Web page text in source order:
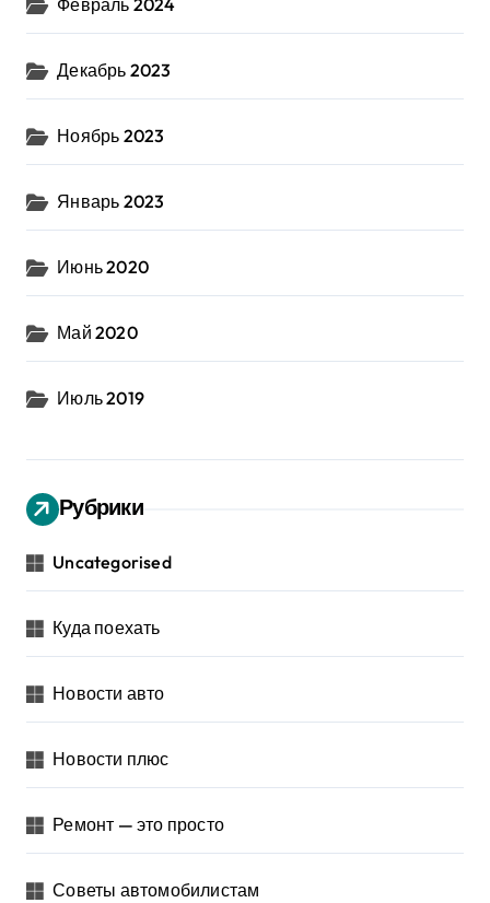
Февраль 2024
Декабрь 2023
Ноябрь 2023
Январь 2023
Июнь 2020
Май 2020
Июль 2019
Рубрики
Uncategorised
Куда поехать
Новости авто
Новости плюс
Ремонт — это просто
Советы автомобилистам